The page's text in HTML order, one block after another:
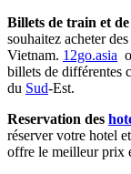
Billets de train et
souhaitez acheter
Vietnam. 12go.asia
billets de différentes
du Sud-Est.
Reservation des
réserver votre hotel
offre le meilleur prix